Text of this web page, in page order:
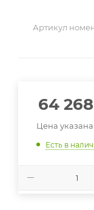
Артикул
64 268
Цена
Есть в